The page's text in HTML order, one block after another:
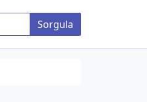
Sorgula